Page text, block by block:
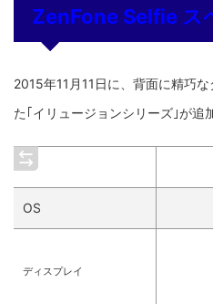
ZenFone Selfie ス
2015年11月11日に、背面に精巧
た｢イリュージョンシリーズ｣が追
OS
ディスプレイ